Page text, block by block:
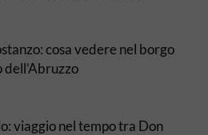
cosa vedere nel borgo
dell’Abruzzo
viaggio nel tempo tra Don